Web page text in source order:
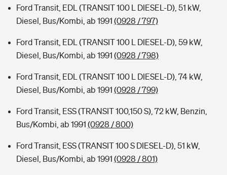
Ford Transit, EDL (TRANSIT 100 L DIESEL-D), 51 kW,
Diesel, Bus/Kombi, ab 1991 (0928 / 797)
Ford Transit, EDL (TRANSIT 100 L DIESEL-D), 59 kW,
Diesel, Bus/Kombi, ab 1991 (0928 / 798)
Ford Transit, EDL (TRANSIT 100 L DIESEL-D), 74 kW,
Diesel, Bus/Kombi, ab 1991 (0928 / 799)
Ford Transit, ESS (TRANSIT 100,150 S), 72 kW, Benzin,
Bus/Kombi, ab 1991 (0928 / 800)
Ford Transit, ESS (TRANSIT 100 S DIESEL-D), 51 kW,
Diesel, Bus/Kombi, ab 1991 (0928 / 801)